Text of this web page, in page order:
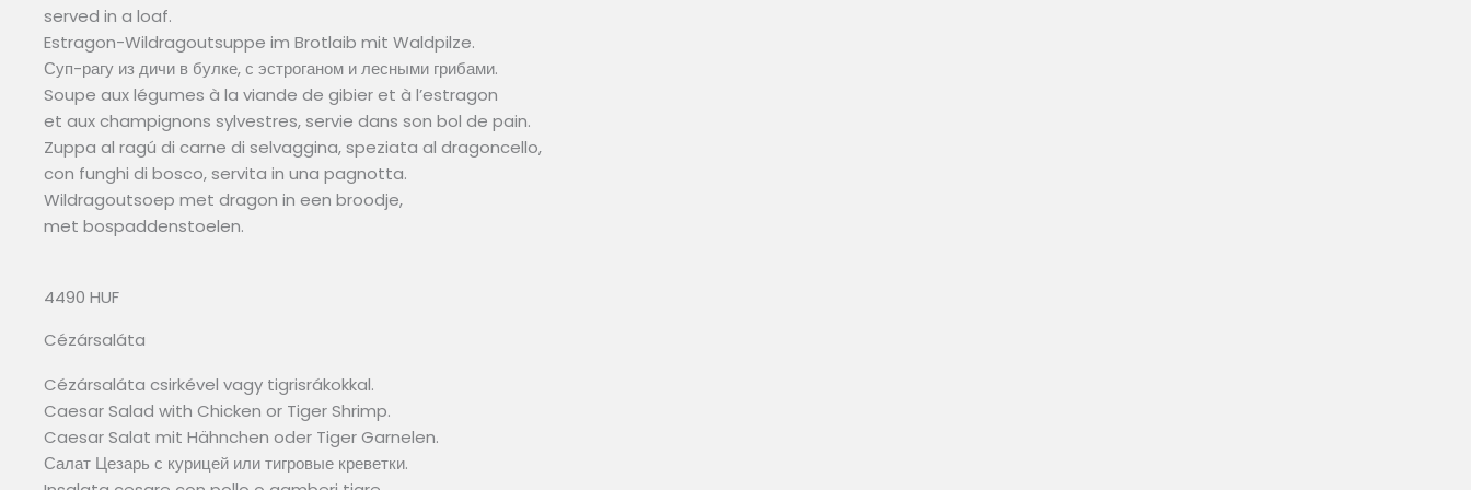
served in a loaf.
Estragon-Wildragoutsuppe im Brotlaib mit Waldpilze.
Суп-рагу из дичи в булке, с эстроганом и лесными грибами.
Soupe aux légumes à la viande de gibier et à l’estragon
et aux champignons sylvestres, servie dans son bol de pain.
Zuppa al ragú di carne di selvaggina, speziata al dragoncello,
con funghi di bosco, servita in una pagnotta.
Wildragoutsoep met dragon in een broodje,
met bospaddenstoelen.
4490 HUF
Cézársaláta
Cézársaláta csirkével vagy tigrisrákokkal.
Caesar Salad with Chicken or Tiger Shrimp.
Caesar Salat mit Hähnchen oder Tiger Garnelen.
Салат Цезарь с курицей или тигровые креветки.